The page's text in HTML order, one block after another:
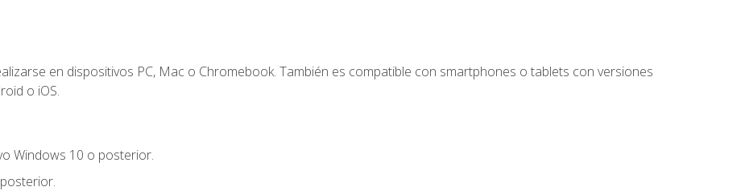
en dispositivos PC, Mac o Chromebook. También es compatible con smartphones o tablets con versiones
o iOS.
Windows 10 o posterior.